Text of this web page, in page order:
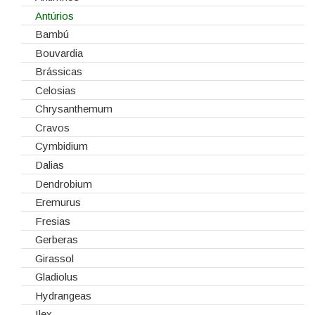
Esponjas
Estruturas
Fitas
Gaiolas
Lanternas
Madeiras
Spray
Tabuleiros/Bases
Telas/Tecidos
Vidros
Antúrios
Bambú
Bouvardia
Brássicas
Celosias
Chrysanthemum
Cravos
Cymbidium
Dalias
Dendrobium
Eremurus
Fresias
Gerberas
Girassol
Gladiolus
Hydrangeas